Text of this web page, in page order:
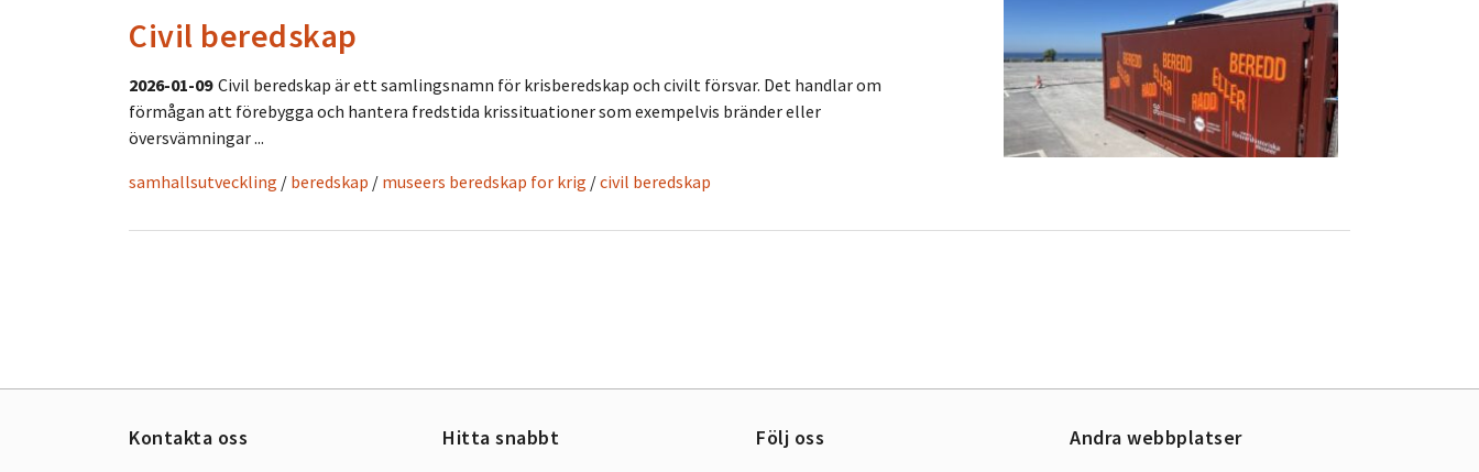
Civil beredskap
2026-01-09 Civil beredskap är ett samlingsnamn för krisberedskap och civilt försvar. Det handlar om
förmågan att förebygga och hantera fredstida krissituationer som exempelvis bränder eller
översvämningar ...
samhallsutveckling / beredskap / museers beredskap for krig /civil beredskap
Kontakta oss Hitta snabbt Följ oss Andra webbplatser